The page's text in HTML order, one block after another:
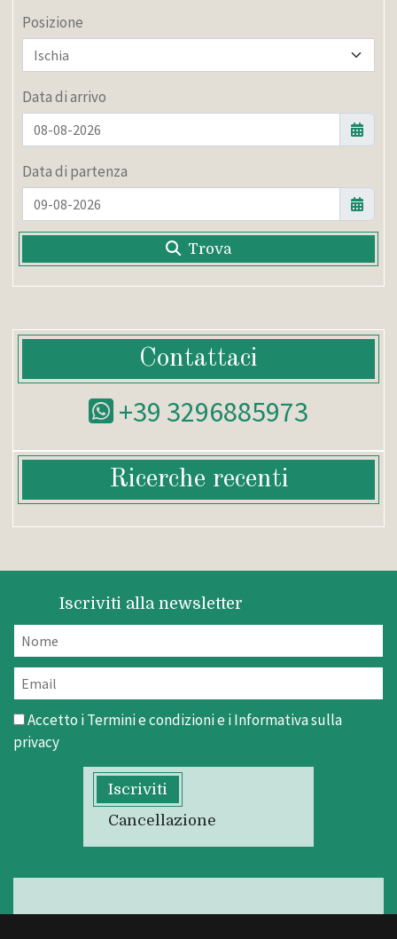
Posizione
Data di arrivo
Data di partenza
Trova
Contattaci
+39 3296885973
Ricerche recenti
Iscriviti alla newsletter
Accetto iTermini e condizionie iInformativa sulla
privacy
Iscriviti
Cancellazione